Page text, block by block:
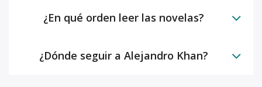
¿En qué orden leer las novelas?
¿Dónde seguir a Alejandro Khan?